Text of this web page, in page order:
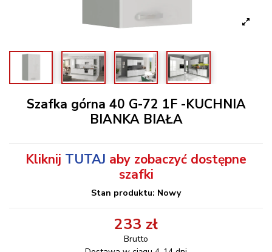
Szafka górna 40 G-72 1F -KUCHNIA
BIANKA BIAŁA
Kliknij TUTAJ aby zobaczyć dostępne
szafki
Stan produktu: Nowy
233 zł
Brutto